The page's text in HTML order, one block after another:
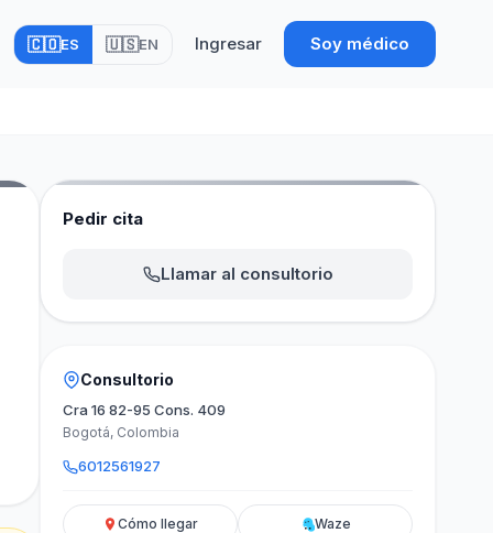
🇨🇴ES 🇺🇸EN Ingresar Soy médico
Pedir cita
Llamar al consultorio
Consultorio
Cra 16 82-95 Cons. 409
Bogotá, Colombia
6012561927
Cómo llegar Waze